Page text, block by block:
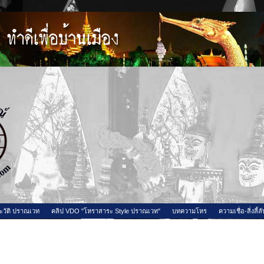
วัติ ปราณเวท คลิป VDO "โหราสาระ Style ปราณเวท" บทความโหร ความเชื่อ-สิ่งลี้ลั